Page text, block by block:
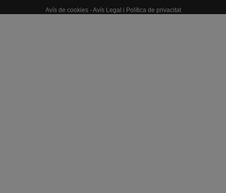
Avís de cookies -Avís Legal i Política de privacitat